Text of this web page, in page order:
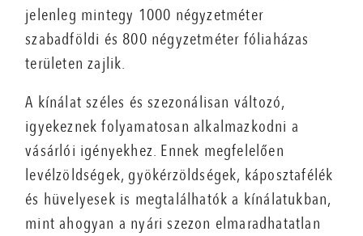
jelenleg mintegy 1000 négyzetméter
szabadföldi és 800 négyzetméter fóliaházas
területen zajlik.
A kínálat széles és szezonálisan változó,
igyekeznek folyamatosan alkalmazkodni a
vásárlói igényekhez. Ennek megfelelően
levélzöldségek, gyökérzöldségek, káposztafélék
és hüvelyesek is megtalálhatók a kínálatukban,
mint ahogyan a nyári szezon elmaradhatatlan